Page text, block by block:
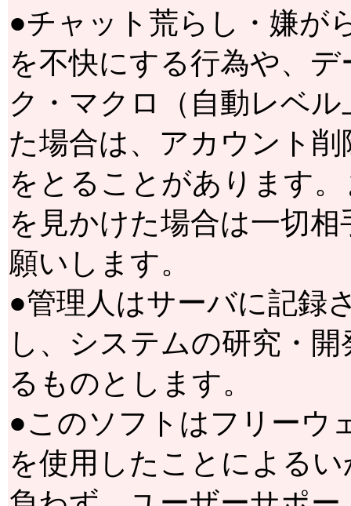
●チャット荒らし・嫌が
を不快にする行為や、
ク・マクロ（自動レベ
た場合は、アカウント
をとることがあります
を見かけた場合は一切
願いします。
●管理人はサーバに記録
し、システムの研究・
るものとします。
●このソフトはフリーウ
を使用したことによる